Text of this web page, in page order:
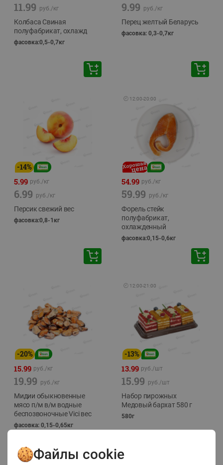
11.99 руб./кг
Колбаса Свиная
полуфабрикат, охлажд
фасовка:0,5-0,7кг
9.99 руб./кг
Перец желтый Беларусь
фасовка: 0,3-0,7кг
-14%
5.99 руб./кг
6.99 руб./кг
Персик свежий вес
фасовка:0,8-1кг
🕘 12:00-20:00
54.99 руб./кг
59.99 руб./кг
Форель стейк
полуфабрикат,
охлажденный
фасовка:0,15-0,6кг
-20%
15.99 руб./кг
19.99 руб./кг
Мидии обыкновенные
мясо п/м в/м водные
беспозвоночные Vici вес
фасовка: 0,15-0,65кг
🕘 12:00-21:00
-13%
13.99 руб./шт
15.99 руб./шт
Набор пирожных
Медовый бархат 580 г
580г
Файлы cookie